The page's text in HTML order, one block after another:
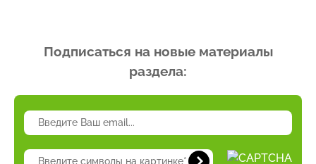
Подписаться на новые материалы
раздела: